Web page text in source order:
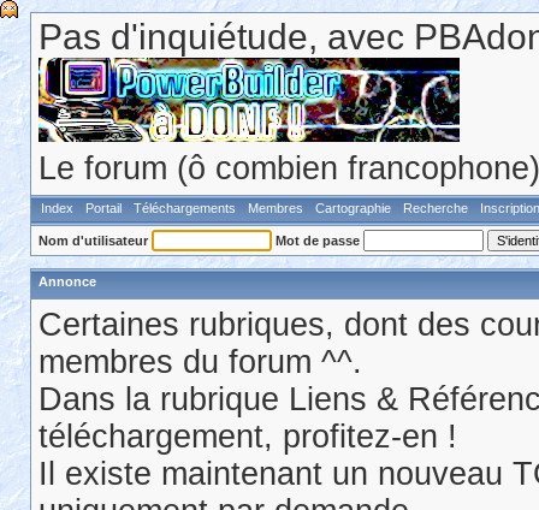
Pas d'inquiétude, avec
Le forum (ô combien
Index Portail Téléchargements Membres Cartographie Recherche Inscription
Nom d'utilisateur Mot de passe
Annonce
Certaines rubriques, dont des
membres du forum ^^.
Dans la rubrique Liens &
téléchargement, profitez-en !
Il existe maintenant un nouveau